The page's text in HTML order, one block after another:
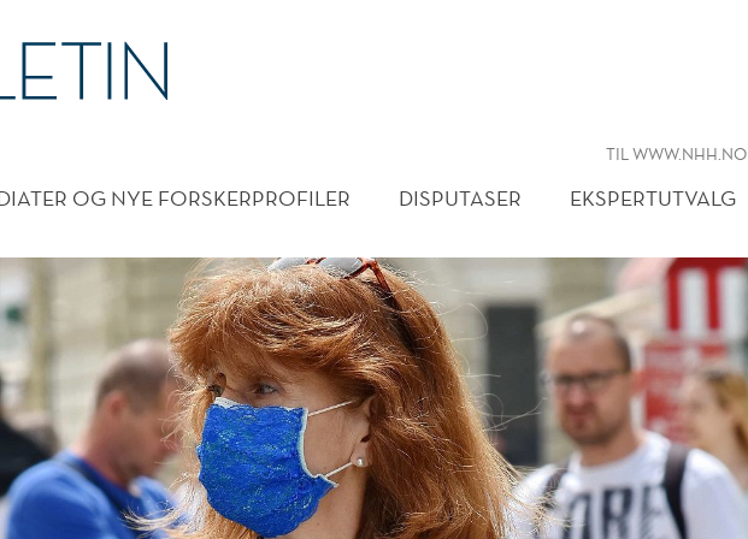
TIL WWW.NHH.NO
OG NYE FORSKERPROFILER DISPUTASER EKSPERTUTVALG